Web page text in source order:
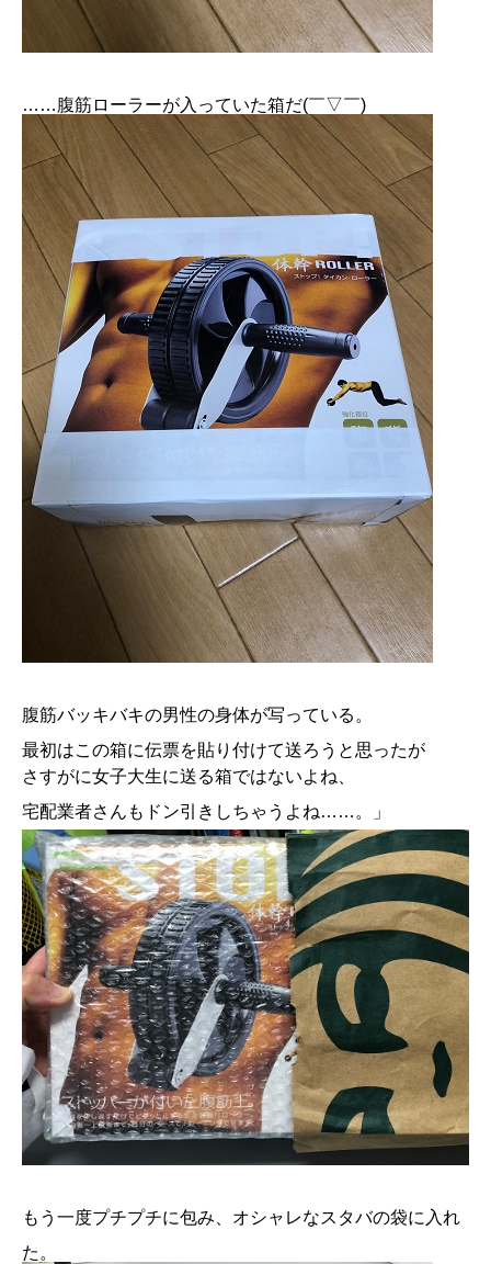
……腹筋ローラーが入っていた箱だ(￣▽￣)
腹筋バッキバキの男性の身体が写っている。
最初はこの箱に伝票を貼り付けて送ろうと思ったが
さすがに女子大生に送る箱ではないよね、
宅配業者さんもドン引きしちゃうよね……。」
もう一度プチプチに包み、オシャレなスタバの袋に入れ
た。